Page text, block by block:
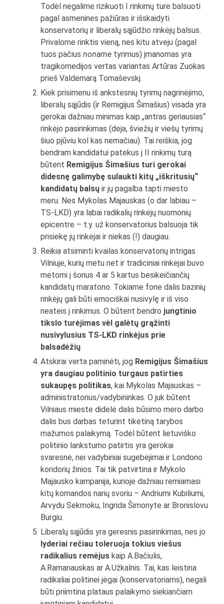
Todėl negalime rizikuoti I rinkimų ture balsuoti
pagal asmenines pažiūras ir išskaidyti
konservatorių ir liberalų sąjūdžio rinkėjų balsus.
Privalome rinktis vieną, nes kitu atveju (pagal
tuos pačiusnoname tyrimus) įmanomas yra
tragikomedijos vertas variantas Artūras Zuokas
prieš Valdemarą Tomaševskį.
Kiek prisimenu iš ankstesnių tyrimų nagrinėjimo,
liberalų sąjūdis (ir Remigijus Šimašius) visada yra
gerokai dažniau minimas kaip „antras geriausias“
rinkėjo pasirinkimas (deja, šviežių ir viešų tyrimų
šiuo pjūviu kol kas nemačiau). Tai reiškia, jog
bendram kandidatui patekus į II rinkimų turą
būtent Remigijus Šimašius turi gerokai
didesnę galimybę sulaukti kitų „iškritusių“
kandidatų balsų ir jų pagalba tapti miesto
meru. Nes Mykolas Majauskas (o dar labiau –
TS-LKD) yra labai radikalių rinkėjų nuomonių
epicentre – t.y. už konservatorius balsuoja tik
prisiekę jų rinkėjai ir niekas (!) daugiau.
Reikia atsiminti kvailas konservatorių intrigas
Vilniuje, kurių metu net ir tradiciniai rinkėjai buvo
mėtomi į šonus 4 ar 5 kartus besikeičiančių
kandidatų maratono. Tokiame fone dalis bazinių
rinkėjų gali būti emociškai nusivylę ir iš viso
neateis į rinkimus. O būtent bendro jungtinio
tikslo turėjimas vėl galėtų grąžinti
nusivylusius TS-LKD rinkėjus prie
balsadėžių.
Atskirai verta paminėti, jog Remigijus Šimašius
yra daugiau politinio turgaus patirties
sukaupęs politikas, kai Mykolas Majauskas –
administratorius/vadybininkas. O juk būtent
Vilniaus mieste didelė dalis būsimo mero darbo
dalis bus darbas teturint tikėtiną tarybos
mažumos palaikymą. Todėl būtent lietuviško
politinio lankstumo patirtis yra gerokai
svaresnė, nei vadybiniai sugebėjimai ir Londono
koridorių žinios. Tai tik patvirtina ir Mykolo
Majausko kampanija, kurioje dažniau remiamasi
kitų komandos narių svoriu – Andriumi Kubiliumi,
Arvydu Sekmoku, Ingrida Šimonyte ar Bronislovu
Burgiu.
Liberalų sąjūdis yra geresnis pasirinkimas, nes jo
lyderiai rečiau toleruoja tokius viešus
radikalius remėjus kaip A.Bačiulis,
A.Ramanauskas ar A.Užkalnis. Tai, kas leistina
radikaliai politinei jėgai (konservatoriams), negali
būti priimtina plataus palaikymo siekiančiam